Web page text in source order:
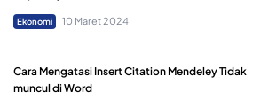
Ekonomi 10 Maret 2024
Cara Mengatasi Insert Citation Mendeley Tidak
muncul di Word